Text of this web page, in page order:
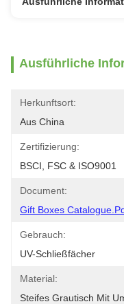
Ausführliche
Herkunftsort:
Aus China
Zertifizierung:
BSCI, FSC & ISO9001
Document:
Gift Boxes
Gebrauch:
UV-Schließfächer
Material:
Steifes Grautisch Mit